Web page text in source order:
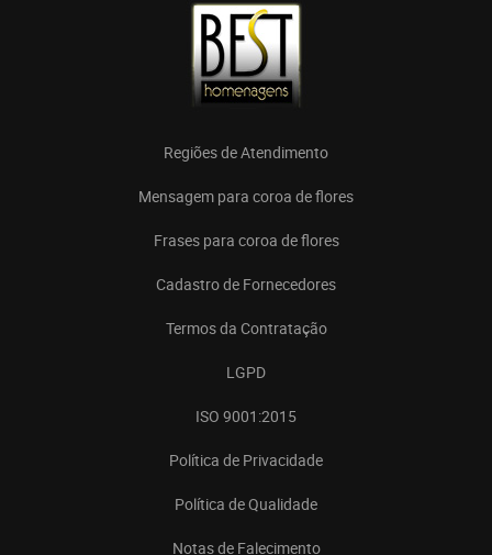
Regiões de Atendimento
Mensagem para coroa de flores
Frases para coroa de flores
Cadastro de Fornecedores
Termos da Contratação
LGPD
ISO 9001:2015
Política de Privacidade
Política de Qualidade
Notas de Falecimento